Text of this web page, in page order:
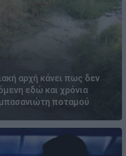
αρχή κάνει πως δεν
εδώ και χρόνια
ποταμού